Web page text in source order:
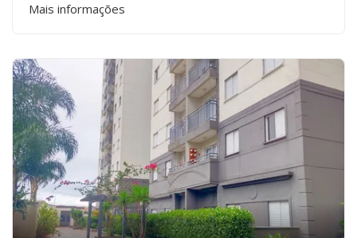
Mais informações